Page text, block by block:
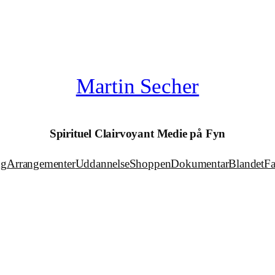
Martin Secher
Spirituel Clairvoyant Medie på Fyn
ArrangementerUddannelseShoppenDokumentarBlandet